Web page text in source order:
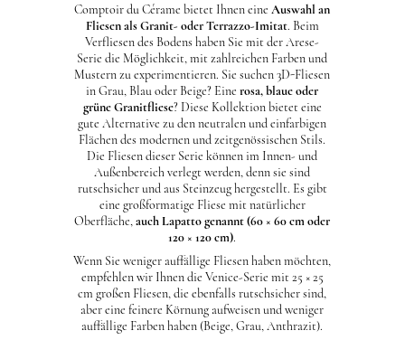
Comptoir du Cérame bietet Ihnen eineAuswahl an
Fliesen als Granit- oder Terrazzo-Imitat. Beim
Verfliesen des Bodens haben Sie mitder Arese-
Serie die Möglichkeit, mit zahlreichen Farben und
Mustern zu experimentieren. Sie suchen 3D-Fliesen
in Grau, Blau oder Beige? Einerosa, blaue oder
grüne Granitfliese? Diese Kollektion bietet eine
gute Alternative zu den neutralen und einfarbigen
Flächen des modernen und zeitgenössischen Stils.
Die Fliesen dieser Serie können im Innen- und
Außenbereich verlegt werden, denn sie sind
rutschsicher und aus Steinzeug hergestellt. Es gibt
eine großformatige Fliese mit natürlicher
Oberfläche,auch Lapatto genannt (60 × 60 cm oder
120 × 120 cm).
Wenn Sie weniger auffällige Fliesen haben möchten,
empfehlen wir Ihnen die Venice-Serie mit 25 × 25
cm großen Fliesen, die ebenfalls rutschsicher sind,
aber eine feinere Körnung aufweisen und weniger
auffällige Farben haben (Beige, Grau, Anthrazit).